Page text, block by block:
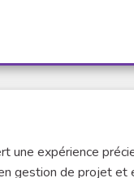
une expérience
gestion de projet et